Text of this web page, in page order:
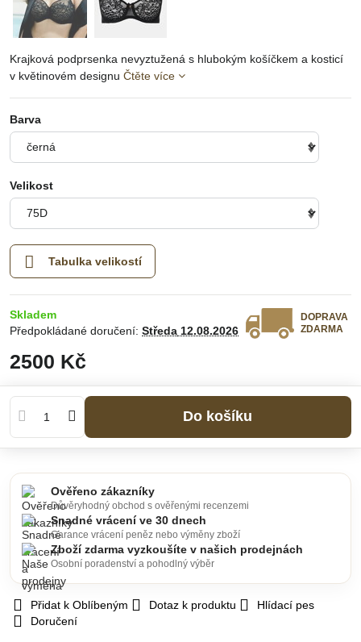
Krajková podprsenka nevyztužená s hlubokým košíčkem a kosticí
v květinovém designu Čtěte více
Barva
Velikost
Tabulka velikostí
Skladem
Předpokládané doručení: Středa 12.08.2026
DOPRAVA
ZDARMA
2500 Kč
Do košíku
Přidat k Oblíbeným Dotaz k produktu
Hlídací pes
Doručení
Ověřeno zákazníky
Důvěryhodný obchod s ověřenými recenzemi
Snadné vrácení ve 30 dnech
Garance vrácení peněz nebo výměny zboží
Zboží zdarma vyzkoušíte v našich prodejnách
Osobní poradenství a pohodlný výběr